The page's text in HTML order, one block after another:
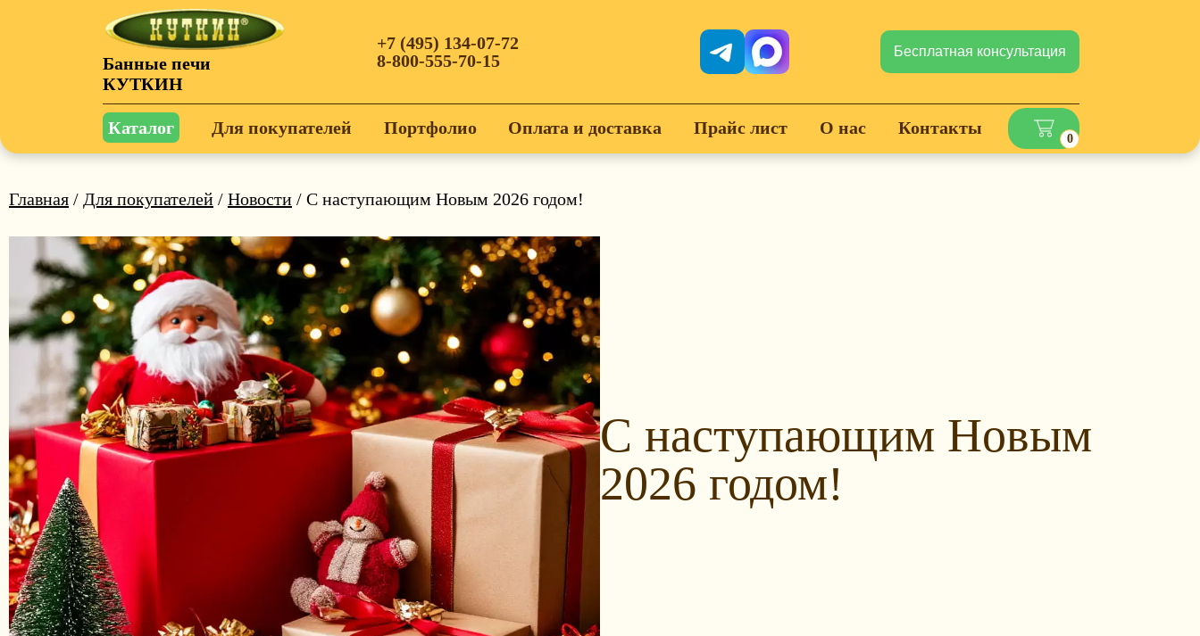
Банные печи
КУТКИН
+7 (495) 134-07-72
8-800-555-70-15
Бесплатная консультация
Каталог Для покупателей Портфолио Оплата и доставка Прайс лист О нас Контакты
0
Главная / Для покупателей / Новости / С наступающим Новым 2026 годом!
С наступающим Новым
2026 годом!